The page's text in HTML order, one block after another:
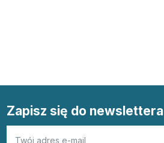
Zapisz się do newslettera